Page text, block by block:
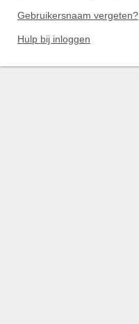
Gebruikersnaam vergeten?
Hulp bij inloggen